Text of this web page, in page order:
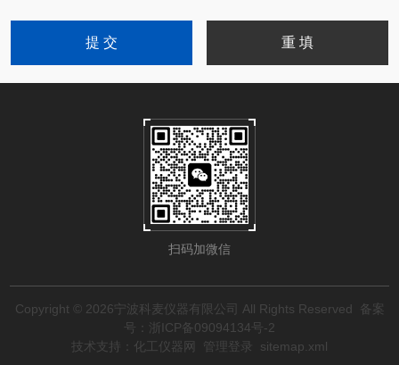
扫码加微信
Copyright © 2026宁波科麦仪器有限公司 All Rights Reserved
备案
号：浙ICP备09094134号-2
技术支持： 化工仪器网 管理登录 sitemap.xml